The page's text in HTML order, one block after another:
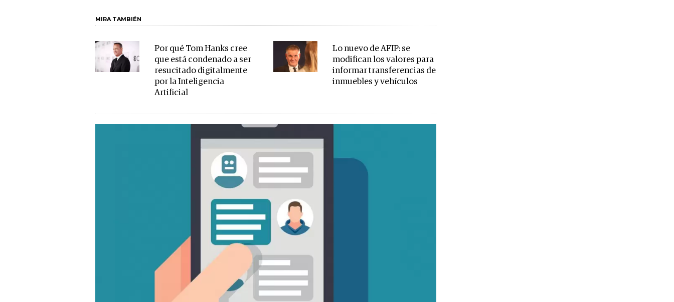
MIRA TAMBIÉN
Por qué Tom Hanks cree
que está condenado a ser
resucitado digitalmente
por la Inteligencia
Artificial
Lo nuevo de AFIP: se
modifican los valores para
informar transferencias de
inmuebles y vehículos